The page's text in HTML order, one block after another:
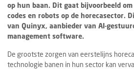
op hun baan. Dit gaat bijvoorbeeld om
codes en robots op de horecasector.
van Quinyx, aanbieder van AI-
management software.
De grootste zorgen van eerstelijns
technologie banen in hun sector kan